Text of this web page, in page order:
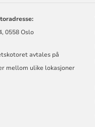
0558 Oslo
avtales på
mellom ulike lokasjoner